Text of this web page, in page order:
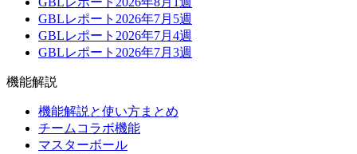
GBLレポート2026年7月5週
GBLレポート2026年7月4週
GBLレポート2026年7月3週
機能解説
機能解説と使い方まとめ
チームコラボ機能
マスターボール